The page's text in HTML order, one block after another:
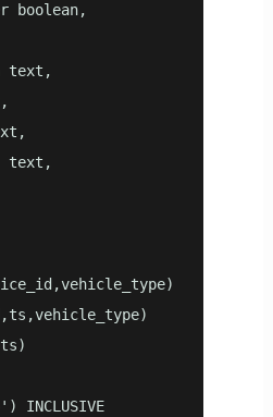
boolean,
text,
text,
INCLUSIVE